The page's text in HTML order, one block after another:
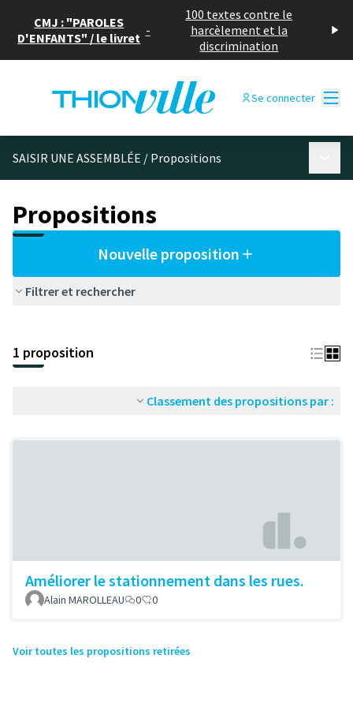
CMJ : "PAROLES
D'ENFANTS" / le livret -
100 textes contre le
harcèlement et la
discrimination
Se connecter
SAISIR UNE ASSEMBLÉE / Propositions
Propositions
Nouvelle proposition
Filtrer et rechercher
1 proposition
Classement des propositions par :
Améliorer le stationnement dans les rues.
Alain MAROLLEAU 0 0
Voir toutes les propositions retirées